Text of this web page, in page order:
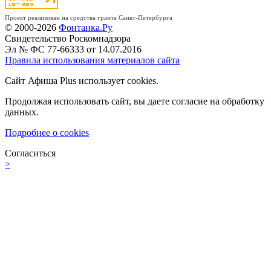
Проект реализован на средства гранта Санкт-Петербурга
© 2000-2026 Фонтанка.Ру
Свидетельство Роскомнадзора
Эл № ФС 77-66333 от 14.07.2016
Правила использования материалов сайта
Сайт Афиша Plus использует cookies.
Продолжая использовать сайт, вы даете согласие на обработку
данных.
Подробнее о cookies
Согласиться
>